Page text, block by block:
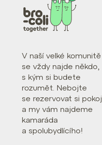
V naší velké komunitě
se vždy najde někdo,
s kým si budete
rozumět. Nebojte
se rezervovat si pokoj
a my vám najdeme
kamaráda
a spolubydlícího!